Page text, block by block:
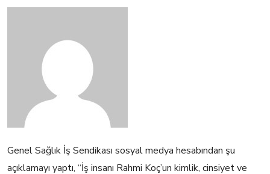
Genel Sağlık İş Sendikası sosyal medya hesabından şu
açıklamayı yaptı, “İş insanı Rahmi Koç’un kimlik, cinsiyet ve